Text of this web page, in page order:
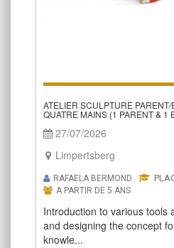
ATELIER SCULPTURE
QUATRE MAINS (1 PARENT & 1
27/07/2026
Limpertsberg
RAFAELA BERMOND
A PARTIR DE 5 ANS
Introduction to various tools
and designing the concept
knowle...